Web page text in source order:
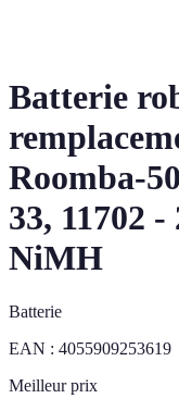
Batterie
Roomba-
33, 11702
NiMH
Batterie
EAN : 4055909253619
Meilleur prix